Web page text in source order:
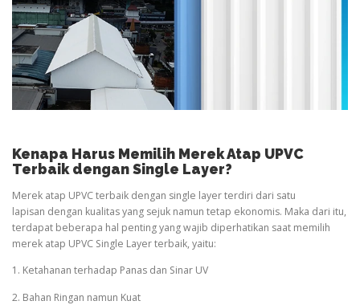
Kenapa Harus Memilih Merek Atap UPVC
Terbaik dengan Single Layer?
Merek atap UPVC terbaik dengan single layer terdiri dari satu
lapisan dengan kualitas yang sejuk namun tetap ekonomis. Maka dari itu,
terdapat beberapa hal penting yang wajib diperhatikan saat memilih
merek atap UPVC Single Layer terbaik, yaitu:
1. Ketahanan terhadap Panas dan Sinar UV
2. Bahan Ringan namun Kuat